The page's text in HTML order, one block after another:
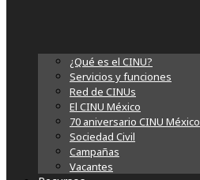
¿Qué es el CINU?
Servicios y funciones
Red de CINUs
El CINU México
70 aniversario CINU México
Sociedad Civil
Campañas
Vacantes